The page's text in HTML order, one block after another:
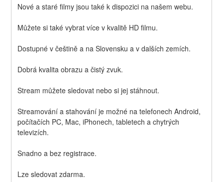
Nové a staré filmy jsou také k dispozici na našem webu.
Můžete si také vybrat více v kvalitě HD filmu.
Dostupné v češtině a na Slovensku a v dalších zemích.
Dobrá kvalita obrazu a čistý zvuk.
Stream můžete sledovat nebo si jej stáhnout.
Streamování a stahování je možné na telefonech Android,
počítačích PC, Mac, iPhonech, tabletech a chytrých
televizích.
Snadno a bez registrace.
Lze sledovat zdarma.